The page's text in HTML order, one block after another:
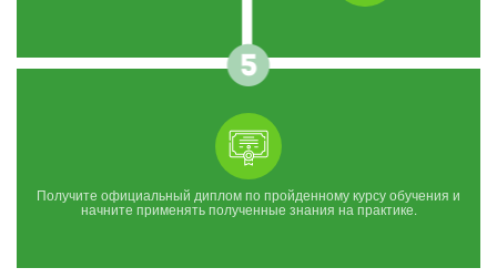
Получите официальный диплом по пройденному курсу обучения и
начните применять полученные знания на практике.